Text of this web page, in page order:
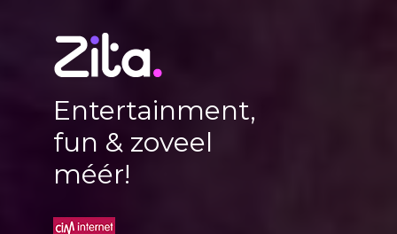
Entertainment,
fun & zoveel
méér!